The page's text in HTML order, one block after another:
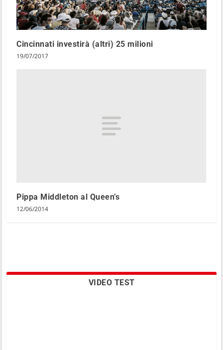
Cincinnati investirà (altri) 25 milioni
19/07/2017
Pippa Middleton al Queen’s
12/06/2014
VIDEO TEST